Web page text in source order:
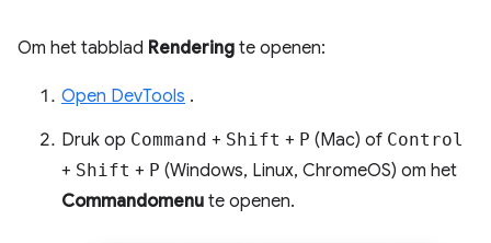
Om het tabblad Rendering te openen:
Open DevTools .
Druk op Command + Shift + P (Mac) of Control
+ Shift + P (Windows, Linux, ChromeOS) om het
Commandomenu te openen.